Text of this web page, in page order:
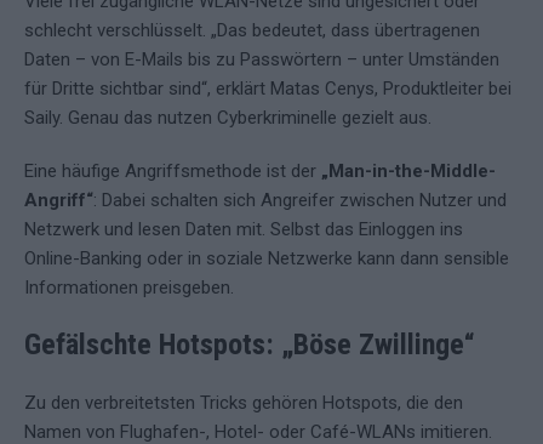
schlecht verschlüsselt. „Das bedeutet, dass übertragenen
Daten – von E-Mails bis zu Passwörtern – unter Umständen
für Dritte sichtbar sind“, erklärt Matas Cenys, Produktleiter bei
Saily. Genau das nutzen Cyberkriminelle gezielt aus.
Eine häufige Angriffsmethode ist der „Man-in-the-Middle-
Angriff“: Dabei schalten sich Angreifer zwischen Nutzer und
Netzwerk und lesen Daten mit. Selbst das Einloggen ins
Online-Banking oder in soziale Netzwerke kann dann sensible
Informationen preisgeben.
Gefälschte Hotspots: „Böse Zwillinge“
Zu den verbreitetsten Tricks gehören Hotspots, die den
Namen von Flughafen-, Hotel- oder Café-WLANs imitieren.